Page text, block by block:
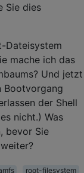
Sie dies
Dateisystem
mache ich das
Und jetzt
Bootvorgang
der Shell
nicht.) Was
bevor Sie
root-filesystem